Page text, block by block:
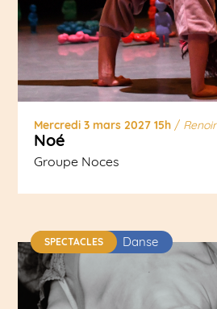
Mercredi 3 mars 2027 15h/ Renoir
Noé
Groupe Noces
SPECTACLES Danse